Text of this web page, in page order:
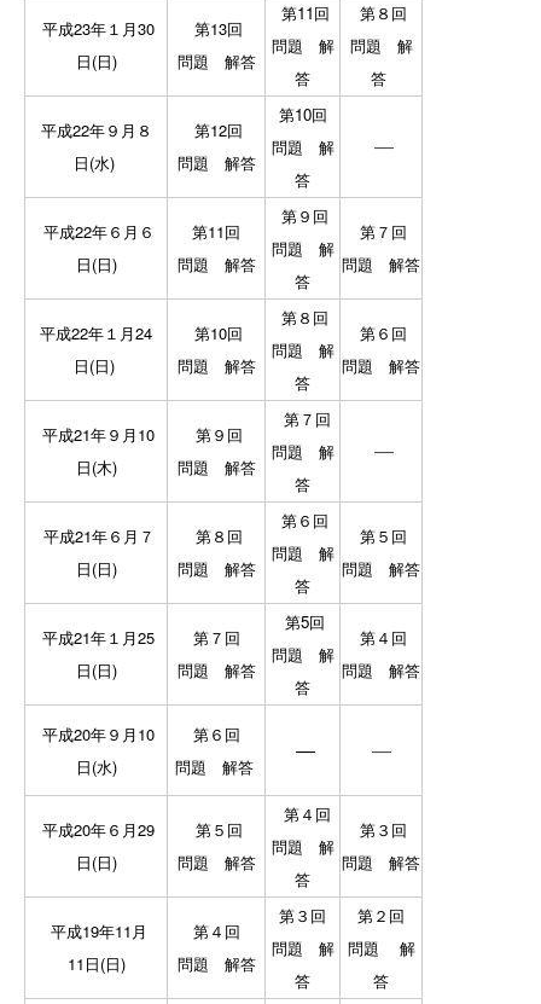
平成23年１月30
日(日)
第13回
問題
解答
第11回
問題
解
答
第８回
問題
解
答
平成22年９月８
日(水)
第12回
問題
解答
第10回
問題
解
答
―
平成22年６月６
日(日)
第11回
問題
解答
第９回
問題
解
答
第７回
問題
解答
平成22年１月24
日(日)
第10回
問題
解答
第８回
問題
解
答
第６回
問題
解答
平成21年９月10
日(木)
第９回
問題
解答
第７回
問題
解
答
―
平成21年６月７
日(日)
第８回
問題
解答
第６回
問題
解
答
第５回
問題
解答
平成21年１月25
日(日)
第７回
問題
解答
第5回
問題
解
答
第４回
問題
解答
平成20年９月10
日(水)
第６回
問題
解答
― ―
平成20年６月29
日(日)
第５回
問題
解答
第４回
問題
解
答
第３回
問題
解答
平成19年11月
11日(日)
第４回
問題
解答
第３回
問題
解
答
第２回
問題
解
答